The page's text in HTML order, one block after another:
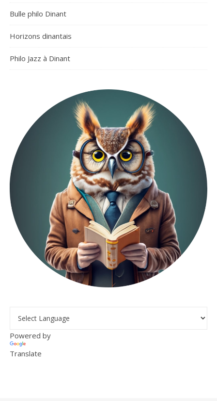
Bulle philo Dinant
Horizons dinantais
Philo Jazz à Dinant
Powered by
Translate